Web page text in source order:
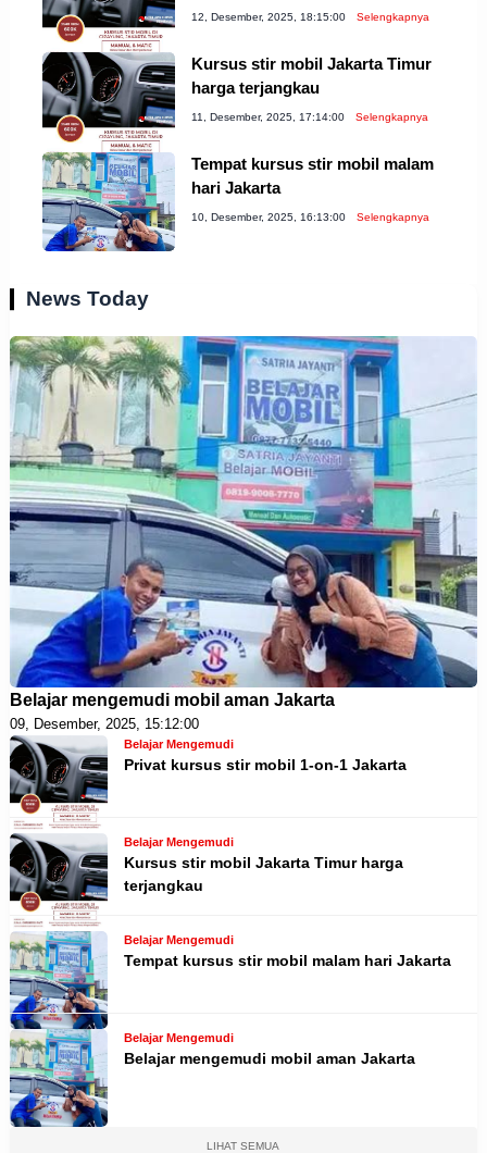
12, Desember, 2025, 18:15:00 Selengkapnya
Kursus stir mobil Jakarta Timur
harga terjangkau
11, Desember, 2025, 17:14:00 Selengkapnya
Tempat kursus stir mobil malam
hari Jakarta
10, Desember, 2025, 16:13:00 Selengkapnya
News Today
Belajar mengemudi mobil aman Jakarta
09, Desember, 2025, 15:12:00
Belajar Mengemudi
Privat kursus stir mobil 1-on-1 Jakarta
Belajar Mengemudi
Kursus stir mobil Jakarta Timur harga
terjangkau
Belajar Mengemudi
Tempat kursus stir mobil malam hari Jakarta
Belajar Mengemudi
Belajar mengemudi mobil aman Jakarta
LIHAT SEMUA